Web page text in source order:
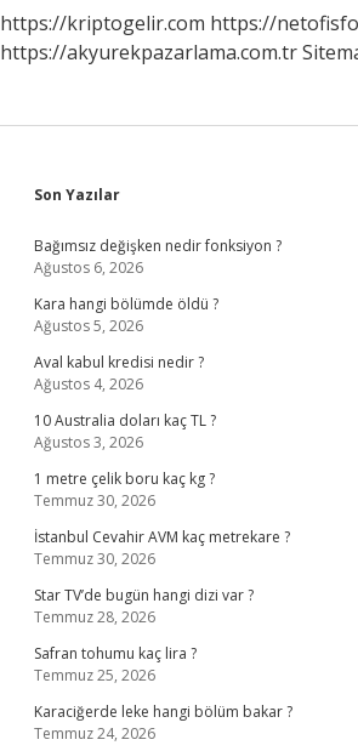
https://kriptogelir.com https://
https://akyurekpazarlama.com.tr
Sidebar
Son Yazılar
Bağımsız değişken nedir fonksiyon ?
Ağustos 6, 2026
Kara hangi bölümde öldü ?
Ağustos 5, 2026
Aval kabul kredisi nedir ?
Ağustos 4, 2026
10 Australia doları kaç TL ?
Ağustos 3, 2026
1 metre çelik boru kaç kg ?
Temmuz 30, 2026
İstanbul Cevahir AVM kaç metrekare ?
Temmuz 30, 2026
Star TV’de bugün hangi dizi var ?
Temmuz 28, 2026
Safran tohumu kaç lira ?
Temmuz 25, 2026
Karaciğerde leke hangi bölüm bakar ?
Temmuz 24, 2026